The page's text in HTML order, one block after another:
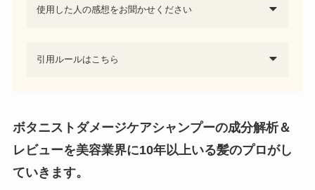
使用した人の感想をお聞かせください
引用ルールはこちら
ボタニストダメージケアシャンプーの成分解析＆
レビューを美容業界に10年以上いる髪のプロがし
ていきます。